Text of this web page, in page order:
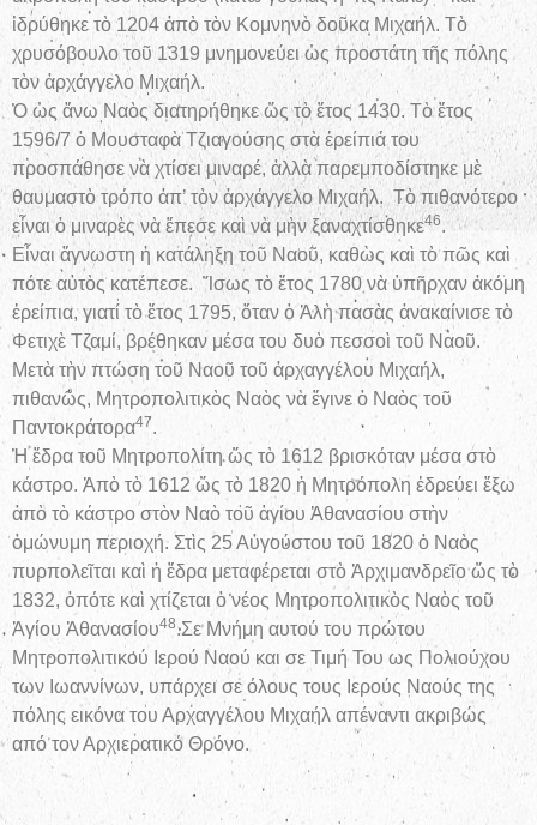
ἱδρύθηκε τὸ 1204 ἀπὸ τὸν Κομνηνὸ δοῦκα Μιχαήλ. Τὸ
χρυσόβουλο τοῦ 1319 μνημονεύει ὡς προστάτη τῆς πόλης
τὸν ἀρχάγγελο Μιχαήλ.
Ὁ ὡς ἄνω Ναὸς διατηρήθηκε ὥς τὸ ἔτος 1430. Τὸ ἔτος
1596/7 ὁ Μουσταφὰ Τζιαγούσης στὰ ἐρείπιά του
προσπάθησε νὰ χτίσει μιναρέ, ἀλλὰ παρεμποδίστηκε μὲ
θαυμαστὸ τρόπο ἀπ’ τὸν ἀρχάγγελο Μιχαήλ. Τὸ πιθανότερο
εἶναι ὁ μιναρὲς νὰ ἔπεσε καὶ νὰ μὴν ξαναχτίσθηκε46.
Εἶναι ἄγνωστη ἡ κατάληξη τοῦ Ναοῦ, καθὼς καὶ τὸ πῶς καὶ
πότε αὐτὸς κατέπεσε. Ἴσως τὸ ἔτος 1780 νὰ ὑπῆρχαν ἀκόμη
ἐρείπια, γιατί τὸ ἔτος 1795, ὅταν ὁ Ἀλὴ πασὰς ἀνακαίνισε τὸ
Φετιχὲ Τζαμί, βρέθηκαν μέσα του δυὸ πεσσοὶ τοῦ Ναοῦ.
Μετὰ τὴν πτώση τοῦ Ναοῦ τοῦ ἀρχαγγέλου Μιχαήλ,
πιθανῶς, Μητροπολιτικὸς Ναὸς νὰ ἔγινε ὁ Ναὸς τοῦ
Παντοκράτορα47.
Ἡ ἕδρα τοῦ Μητροπολίτη ὥς τὸ 1612 βρισκόταν μέσα στὸ
κάστρο. Ἀπὸ τὸ 1612 ὥς τὸ 1820 ἡ Μητρόπολη ἑδρεύει ἔξω
ἀπὸ τὸ κάστρο στὸν Ναὸ τοῦ ἁγίου Ἀθανασίου στὴν
ὁμώνυμη περιοχή. Στὶς 25 Αὐγούστου τοῦ 1820 ὁ Ναὸς
πυρπολεῖται καὶ ἡ ἕδρα μεταφέρεται στὸ Ἀρχιμανδρεῖο ὥς τὸ
1832, ὁπότε καὶ χτίζεται ὁ νέος Μητροπολιτικὸς Ναὸς τοῦ
Ἁγίου Ἀθανασίου48.Σε Μνήμη αυτού του πρώτου
Μητροπολιτικού Ιερού Ναού και σε Τιμή Του ως Πολιούχου
των Ιωαννίνων, υπάρχει σε όλους τους Ιερούς Ναούς της
πόλης εικόνα του Αρχαγγέλου Μιχαήλ απέναντι ακριβώς
από τον Αρχιερατικό Θρόνο.